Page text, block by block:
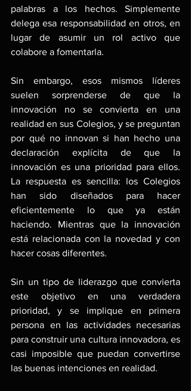
palabras a los hechos. Simplemente
delega esa responsabilidad en otros, en
lugar de asumir un rol activo que
colabore a fomentarla.
Sin embargo, esos mismos líderes
suelen sorprenderse de que la
innovación no se convierta en una
realidad en sus Colegios, y se preguntan
por qué no innovan si han hecho una
declaración explícita de que la
innovación es una prioridad para ellos.
La respuesta es sencilla: los Colegios
han sido diseñados para hacer
eficientemente lo que ya están
haciendo. Mientras que la innovación
está relacionada con la novedad y con
hacer cosas diferentes.
Sin un tipo de liderazgo que convierta
este objetivo en una verdadera
prioridad, y se implique en primera
persona en las actividades necesarias
para construir una cultura innovadora, es
casi imposible que puedan convertirse
las buenas intenciones en realidad.